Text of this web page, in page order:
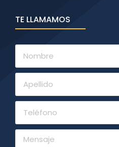
TE LLAMAMOS